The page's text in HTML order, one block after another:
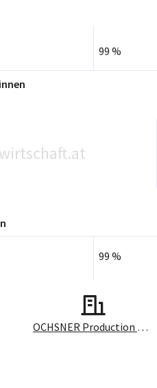
99 %
wirtschaft.at
OCHSNER Production GmbH
99 %